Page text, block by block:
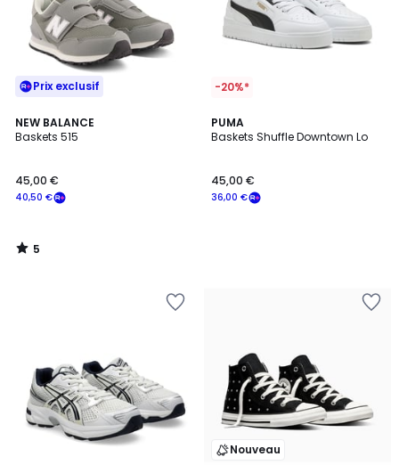
Prix exclusif
NEW BALANCE
Baskets 515
40,50 €
45,00 €
5
/
5
/
-20%*
PUMA
Baskets Shuffle Downtown Lo
36,00 €
45,00 €
Nouveau